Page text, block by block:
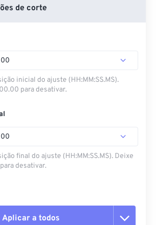
de corte
00
inicial do ajuste (HH:MM:SS.MS).
para desativar.
00
final do ajuste (HH:MM:SS.MS). Deixe
desativar.
Aplicar a todos